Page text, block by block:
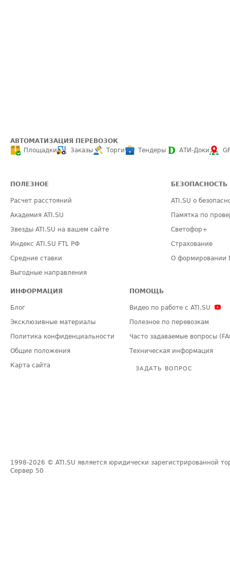
АВТОМАТИЗАЦИЯ ПЕРЕВОЗОК
Площадки
Заказы Торги Тендеры АТИ-Доки
ПОЛЕЗНОЕ
Расчет расстояний
Академия ATI.SU
Звезды ATI.SU на вашем сайте
Индекс ATI.SU FTL РФ
Средние ставки
Выгодные направления
БЕЗОПАСНОСТЬ
ATI.SU о
Памятка по
Светофор+
Страхование
О формировании
ИНФОРМАЦИЯ
Блог
Эксклюзивные материалы
Политика конфиденциальности
Общие положения
Карта сайта
ПОМОЩЬ
Видео по работе с ATI.SU
Полезное по перевозкам
Часто задаваемые вопросы
Техническая информация
ЗАДАТЬ ВОПРОС
1998-2026 © ATI.SU является юридически зарегистрированной
Сервер 50